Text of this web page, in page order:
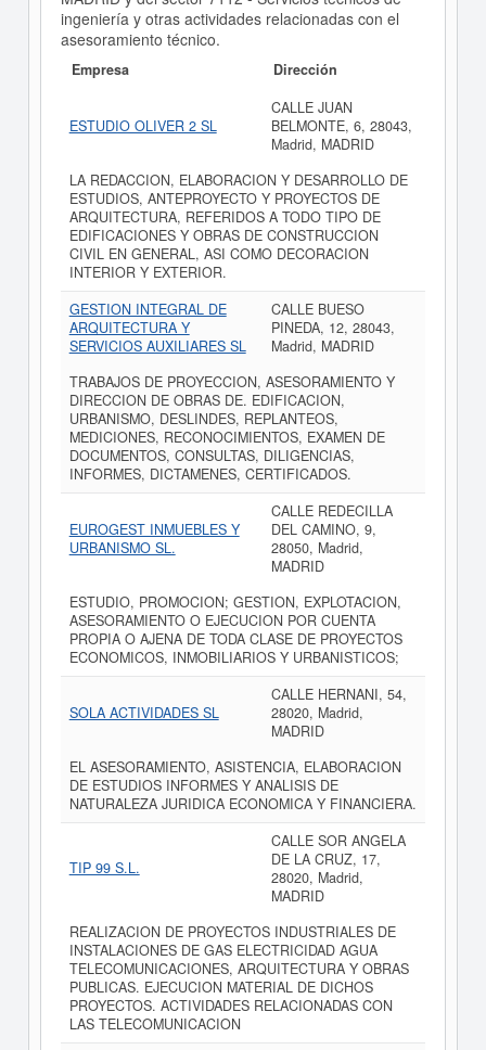
ingeniería y otras actividades relacionadas con el
asesoramiento técnico.
Empresa Dirección
ESTUDIO OLIVER 2 SL
CALLE JUAN
BELMONTE, 6, 28043,
Madrid, MADRID
LA REDACCION, ELABORACION Y DESARROLLO DE
ESTUDIOS, ANTEPROYECTO Y PROYECTOS DE
ARQUITECTURA, REFERIDOS A TODO TIPO DE
EDIFICACIONES Y OBRAS DE CONSTRUCCION
CIVIL EN GENERAL, ASI COMO DECORACION
INTERIOR Y EXTERIOR.
GESTION INTEGRAL DE
ARQUITECTURA Y
SERVICIOS AUXILIARES SL
CALLE BUESO
PINEDA, 12, 28043,
Madrid, MADRID
TRABAJOS DE PROYECCION, ASESORAMIENTO Y
DIRECCION DE OBRAS DE. EDIFICACION,
URBANISMO, DESLINDES, REPLANTEOS,
MEDICIONES, RECONOCIMIENTOS, EXAMEN DE
DOCUMENTOS, CONSULTAS, DILIGENCIAS,
INFORMES, DICTAMENES, CERTIFICADOS.
EUROGEST INMUEBLES Y
URBANISMO SL.
CALLE REDECILLA
DEL CAMINO, 9,
28050, Madrid,
MADRID
ESTUDIO, PROMOCION; GESTION, EXPLOTACION,
ASESORAMIENTO O EJECUCION POR CUENTA
PROPIA O AJENA DE TODA CLASE DE PROYECTOS
ECONOMICOS, INMOBILIARIOS Y URBANISTICOS;
SOLA ACTIVIDADES SL
CALLE HERNANI, 54,
28020, Madrid,
MADRID
EL ASESORAMIENTO, ASISTENCIA, ELABORACION
DE ESTUDIOS INFORMES Y ANALISIS DE
NATURALEZA JURIDICA ECONOMICA Y FINANCIERA.
TIP 99 S.L.
CALLE SOR ANGELA
DE LA CRUZ, 17,
28020, Madrid,
MADRID
REALIZACION DE PROYECTOS INDUSTRIALES DE
INSTALACIONES DE GAS ELECTRICIDAD AGUA
TELECOMUNICACIONES, ARQUITECTURA Y OBRAS
PUBLICAS. EJECUCION MATERIAL DE DICHOS
PROYECTOS. ACTIVIDADES RELACIONADAS CON
LAS TELECOMUNICACION